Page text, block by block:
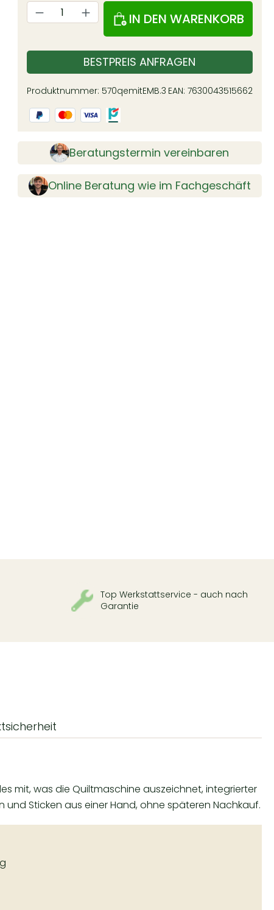
Produkt Anzahl: Gib den gewünschten Wert ein
IN DEN WARENKORB
BESTPREIS ANFRAGEN
Produktnummer: 570qemitEMB.3 EAN: 7630043515662
Beratungstermin vereinbaren
Online Beratung wie im Fachgeschäft
Top Werkstattservice - auch nach
Garantie
mit, was die Quiltmaschine auszeichnet, integrierter
und Sticken aus einer Hand, ohne späteren Nachkauf.